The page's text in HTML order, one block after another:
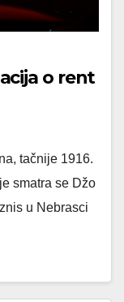
o rent
tačnije 1916.
smatra se Džo
u Nebrasci